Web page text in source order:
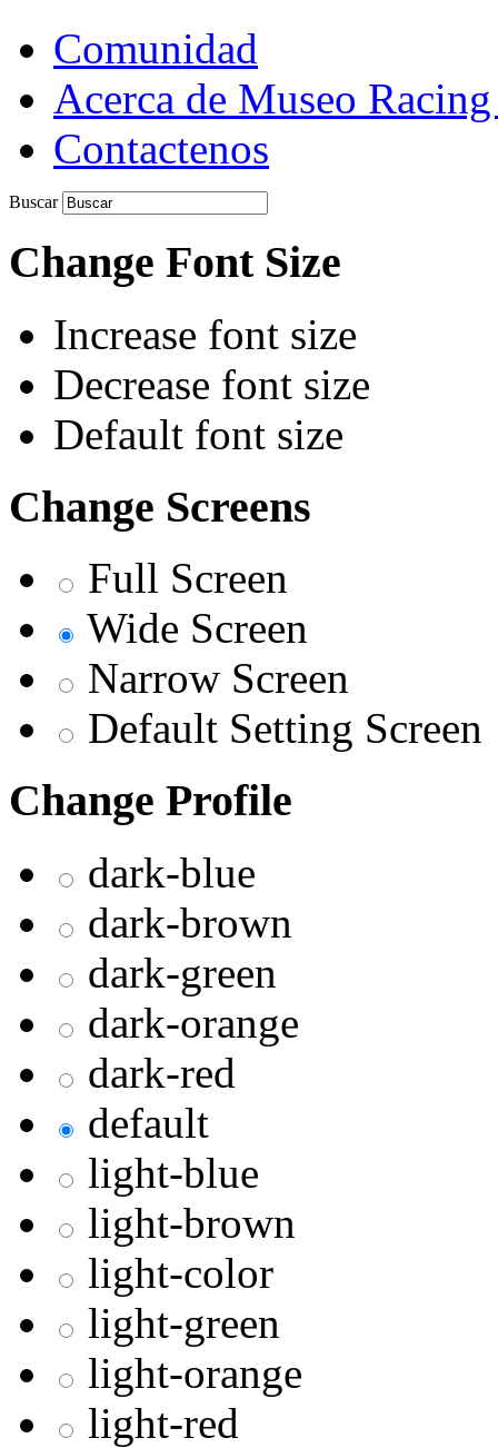
Comunidad
Acerca de Museo
Contactenos
Buscar
Change Font Size
Increase font size
Decrease font size
Default font size
Change Screens
Full Screen
Wide Screen
Narrow Screen
Default Setting Screen
Change Profile
dark-blue
dark-brown
dark-green
dark-orange
dark-red
default
light-blue
light-brown
light-color
light-green
light-orange
light-red